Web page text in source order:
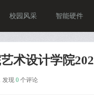
校园风采 智能硬件
术设计学院
发现 0 个评论